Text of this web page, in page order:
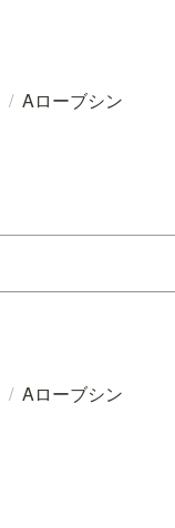
/ Aローブシン
/ Aローブシン